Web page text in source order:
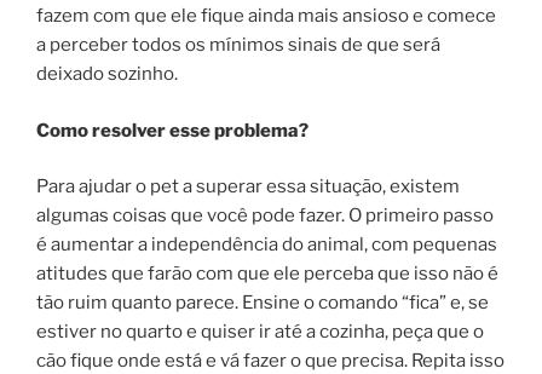
fazem com que ele fique ainda mais ansioso e comece
a perceber todos os mínimos sinais de que será
deixado sozinho.
Como resolver esse problema?
Para ajudar o pet a superar essa situação, existem
algumas coisas que você pode fazer. O primeiro passo
é aumentar a independência do animal, com pequenas
atitudes que farão com que ele perceba que isso não é
tão ruim quanto parece. Ensine o comando “fica” e, se
estiver no quarto e quiser ir até a cozinha, peça que o
cão fique onde está e vá fazer o que precisa. Repita isso